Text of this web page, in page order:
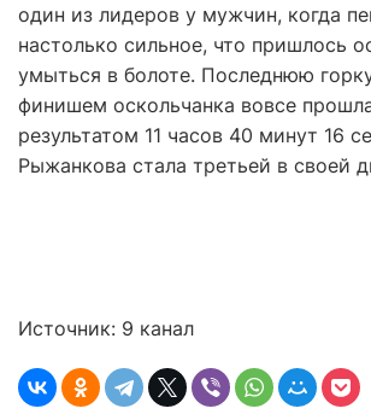
один из лидеров у мужчин, когда
настолько сильное, что пришлось
умыться в болоте. Последнюю
финишем оскольчанка вовсе
результатом 11 часов 40 минут 16
Рыжанкова стала третьей в своей
Источник: 9 канал